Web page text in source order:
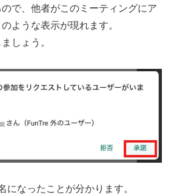
で、他者がこのミーティングにア
ような表示が現れます。
しょう。
になったことが分かります。